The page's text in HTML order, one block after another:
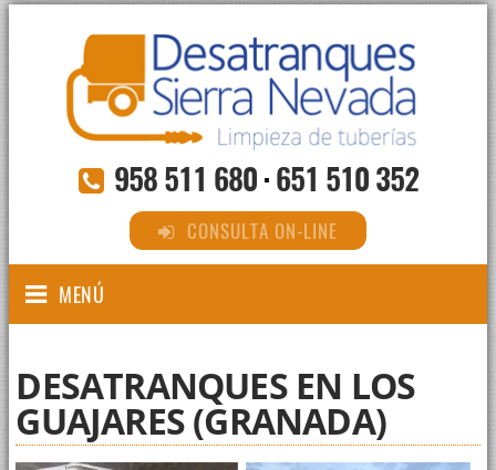
958 511 680·651 510 352
CONSULTA ON-LINE
MENÚ
DESATRANQUES EN LOS
GUAJARES (GRANADA)